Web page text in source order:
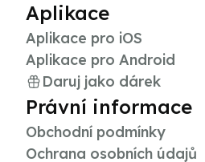
Aplikace
Aplikace pro iOS
Aplikace pro Android
Daruj jako dárek
Právní informace
Obchodní podmínky
Ochrana osobních údajů